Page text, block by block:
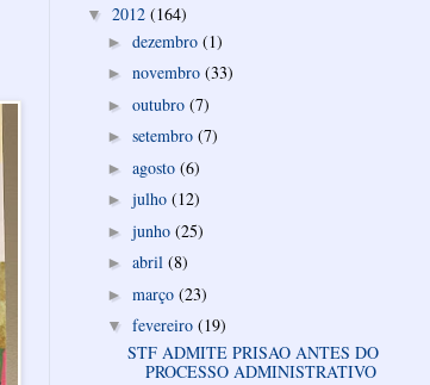
▼ 2012 (164)
► dezembro (1)
► novembro (33)
► outubro (7)
► setembro (7)
► agosto (6)
► julho (12)
► junho (25)
► abril (8)
► março (23)
▼ fevereiro (19)
STF ADMITE PRISAO ANTES DO
PROCESSO ADMINISTRATIVO